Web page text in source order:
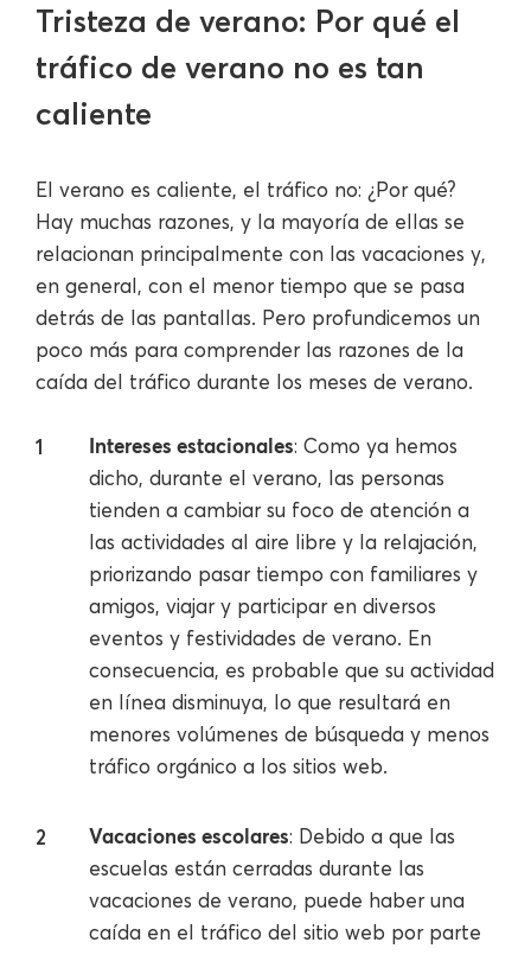
Tristeza de verano: Por qué el
tráfico de verano no es tan
caliente
El verano es caliente, el tráfico no: ¿Por qué?
Hay muchas razones, y la mayoría de ellas se
relacionan principalmente con las vacaciones y,
en general, con el menor tiempo que se pasa
detrás de las pantallas. Pero profundicemos un
poco más para comprender las razones de la
caída del tráfico durante los meses de verano.
Intereses estacionales: Como ya hemos
dicho, durante el verano, las personas
tienden a cambiar su foco de atención a
las actividades al aire libre y la relajación,
priorizando pasar tiempo con familiares y
amigos, viajar y participar en diversos
eventos y festividades de verano. En
consecuencia, es probable que su actividad
en línea disminuya, lo que resultará en
menores volúmenes de búsqueda y menos
tráfico orgánico a los sitios web.
Vacaciones escolares: Debido a que las
escuelas están cerradas durante las
vacaciones de verano, puede haber una
caída en el tráfico del sitio web por parte